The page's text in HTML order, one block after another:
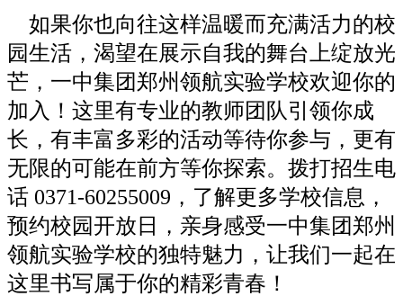
如果你也向往这样温暖而充满活力的校
园生活，渴望在展示自我的舞台上绽放光
芒，一中集团郑州领航实验学校欢迎你的
加入！这里有专业的教师团队引领你成
长，有丰富多彩的活动等待你参与，更有
无限的可能在前方等你探索。拨打招生电
话 0371-60255009，了解更多学校信息，
预约校园开放日，亲身感受一中集团郑州
领航实验学校的独特魅力，让我们一起在
这里书写属于你的精彩青春！​